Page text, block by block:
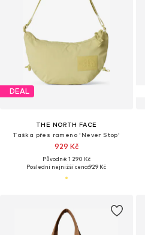
DEAL
THE NORTH FACE
Taška přes rameno 'Never Stop'
929 Kč
Původně: 1 290 Kč
Poslední nejnižší cena:929 Kč